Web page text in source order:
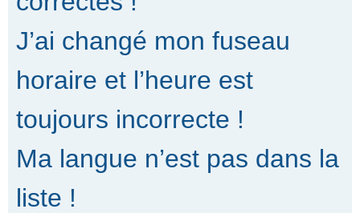
J’ai changé mon fuseau
horaire et l’heure est
toujours incorrecte !
Ma langue n’est pas dans la
liste !